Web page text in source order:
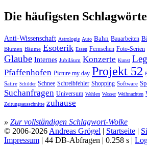
Die häufigsten
Anti-Wissenschaft Astrologie Auto Bahn Bauarbeiten
Blumen Bäume Esoterik Essen Fernsehen Foto-Serien
Glaube Internes Jubiläum Konzerte Kunst
Pfaffenhofen Picture my day Projekt 52
Satire Schilder Schnee Schreibfehler Shopping Software
Suchanfragen Universum Wahlen Wasser Weihnachten
Zeitungsausschnitte zuhause
» Zur vollständigen Schlagwort-Wolke
© 2006-2026 Andreas Grögel | Startseite |
Impressum | 44 DB-Abfragen | 0.258 s |